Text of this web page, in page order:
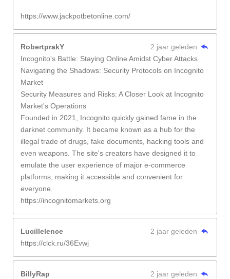
https://www.jackpotbetonline.com/
RobertprakY
2 jaar geleden
Incognito's Battle: Staying Online Amidst Cyber Attacks
Navigating the Shadows: Security Protocols on Incognito
Market
Security Measures and Risks: A Closer Look at Incognito
Market's Operations
Founded in 2021, Incognito quickly gained fame in the
darknet community. It became known as a hub for the
illegal trade of drugs, fake documents, hacking tools and
even weapons. The site's creators have designed it to
emulate the user experience of major e-commerce
platforms, making it accessible and convenient for
everyone.
https://incognitomarkets.org
Lucillelence
2 jaar geleden
https://clck.ru/36Evwj
BillyRap
2 jaar geleden